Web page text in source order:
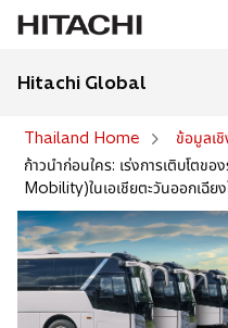
Hitachi Global
Thailand Home
ข้อมูลเ
ก้าวนำก่อนใคร: เร่งการเติบโตข
Mobility)ในเอเชียตะวันออกเฉีย